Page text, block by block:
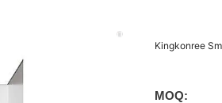
Kingkonree
MOQ: